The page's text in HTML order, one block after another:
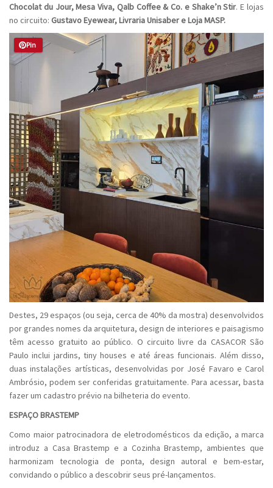
Chocolat du Jour, Mesa Viva, Qalb Coffee & Co. e Shake’n Stir. E lojas
no circuito: Gustavo Eyewear, Livraria Unisaber e Loja MASP.
Pin
Destes, 29 espaços (ou seja, cerca de 40% da mostra) desenvolvidos
por grandes nomes da arquitetura, design de interiores e paisagismo
têm acesso gratuito ao público. O circuito livre da CASACOR São
Paulo inclui jardins, tiny houses e até áreas funcionais. Além disso,
duas instalações artísticas, desenvolvidas por José Favaro e Carol
Ambrósio, podem ser conferidas gratuitamente. Para acessar, basta
fazer um cadastro prévio na bilheteria do evento.
ESPAÇO BRASTEMP
Como maior patrocinadora de eletrodomésticos da edição, a marca
introduz a Casa Brastemp e a Cozinha Brastemp, ambientes que
harmonizam tecnologia de ponta, design autoral e bem-estar,
convidando o público a descobrir seus pré-lançamentos.